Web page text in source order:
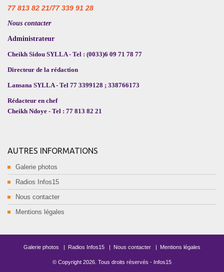
77 813 82 21/77 339 91 28
Nous contacter
Administrateur
Cheikh Sidou SYLLA - Tel : (0033)6 09 71 78 77
Directeur de la rédaction
Lansana SYLLA - Tel 77 3399128 ; 338766173
Rédacteur en chef
Cheikh Ndoye - Tel : 77 813 82 21
AUTRES INFORMATIONS
Galerie photos
Radios Infos15
Nous contacter
Mentions légales
Galerie photos | Radios Infos15 | Nous contacter | Mentions légales
© Copyright 2026 . Tous droits réservés - Infos15